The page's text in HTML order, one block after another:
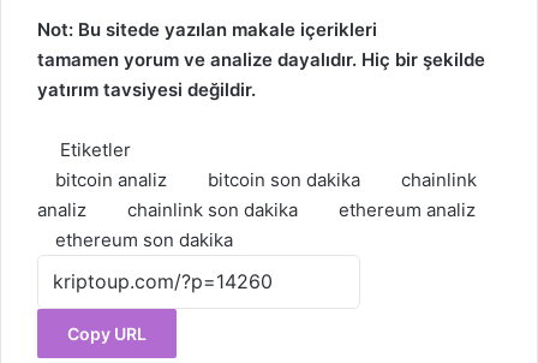
Not: Bu sitede yazılan makale içerikleri
tamamen yorum ve analize dayalıdır. Hiç bir şekilde
yatırım tavsiyesi değildir.
Etiketler
bitcoin analiz
bitcoin son dakika
chainlink
analiz
chainlink son dakika
ethereum analiz
ethereum son dakika
Copy URL